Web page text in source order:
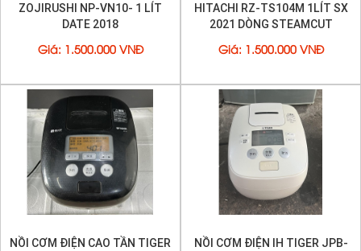
ZOJIRUSHI NP-VN10- 1 LÍT
DATE 2018
Giá: 1.500.000 VNĐ
HITACHI RZ-TS104M 1LÍT SX
2021 DÒNG STEAMCUT
Giá: 1.500.000 VNĐ
NỒI CƠM ĐIỆN CAO TẦN TIGER
NỒI CƠM ĐIỆN IH TIGER JPB-